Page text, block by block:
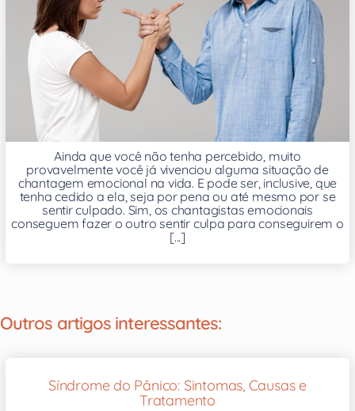
Ainda que você não tenha percebido, muito
provavelmente você já vivenciou alguma situação de
chantagem emocional na vida. E pode ser, inclusive, que
tenha cedido a ela, seja por pena ou até mesmo por se
sentir culpado. Sim, os chantagistas emocionais
conseguem fazer o outro sentir culpa para conseguirem o
[...]
Outros artigos interessantes:
Síndrome do Pânico: Sintomas, Causas e
Tratamento